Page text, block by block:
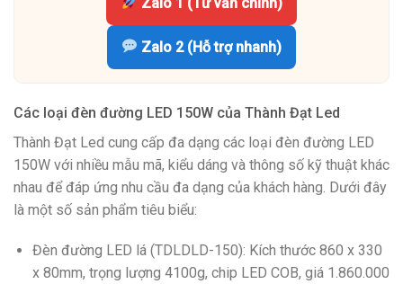
Zalo 2 (Hỗ trợ nhanh)
Các loại đèn đường LED 150W của Thành Đạt Led
Thành Đạt Led cung cấp đa dạng các loại đèn đường LED
150W với nhiều mẫu mã, kiểu dáng và thông số kỹ thuật khác
nhau để đáp ứng nhu cầu đa dạng của khách hàng. Dưới đây
là một số sản phẩm tiêu biểu:
Đèn đường LED lá (TDLDLD-150): Kích thước 860 x 330
x 80mm, trọng lượng 4100g, chip LED COB, giá 1.860.000